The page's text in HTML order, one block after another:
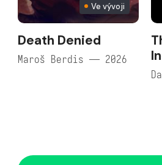
Ve vývoji
Death Denied
Maroš Berdis — 2026